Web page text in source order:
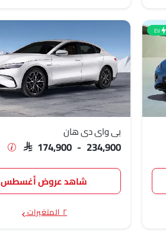
SAR 265,500EV
بي واي دي هان
SAR 174,900 - 234,900
شاهد عروض أغسطس
٢ المتغيرات